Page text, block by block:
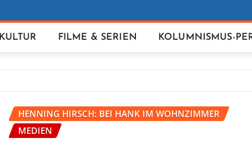
KULTUR FILME & SERIEN KOLUMNISMUS-
HENNING HIRSCH: BEI HANK IM WOHNZIMMER
MEDIEN